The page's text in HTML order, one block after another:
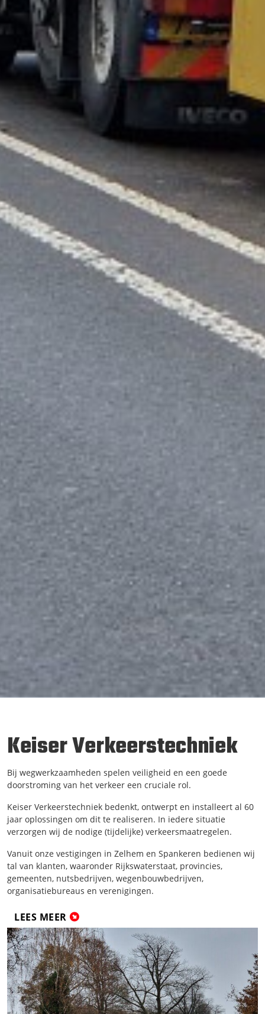
Keiser Verkeerstechniek
Bij wegwerkzaamheden spelen veiligheid en een goede
doorstroming van het verkeer een cruciale rol.
Keiser Verkeerstechniek bedenkt, ontwerpt en installeert al 60
jaar oplossingen om dit te realiseren. In iedere situatie
verzorgen wij de nodige (tijdelijke) verkeersmaatregelen.
Vanuit onze vestigingen in Zelhem en Spankeren bedienen wij
tal van klanten, waaronder Rijkswaterstaat, provincies,
gemeenten, nutsbedrijven, wegenbouwbedrijven,
organisatiebureaus en verenigingen.
LEES MEER